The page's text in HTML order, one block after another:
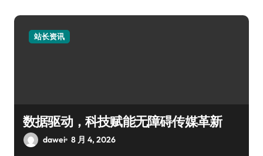
站长资讯
数据驱动，科技赋能无障碍传媒革新
dawei 8 月 4, 2026